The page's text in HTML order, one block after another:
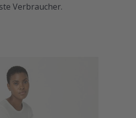
Verbraucher.